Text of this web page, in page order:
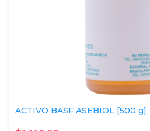
ACTIVO BASF ASEBIOL [500 g]